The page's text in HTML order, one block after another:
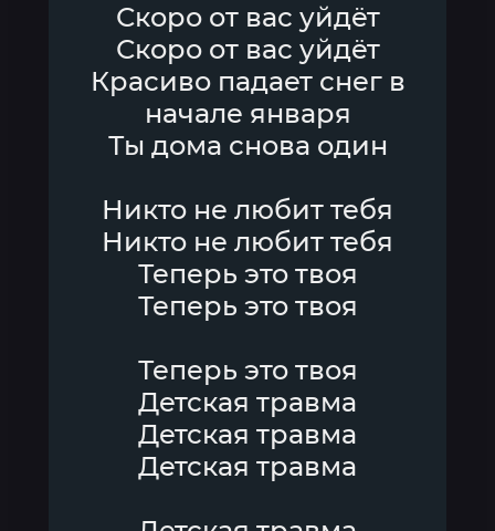
Скоро от вас уйдёт
Скоро от вас уйдёт
Красиво падает снег в
начале января
Ты дома снова один
Никто не любит тебя
Никто не любит тебя
Теперь это твоя
Теперь это твоя
Теперь это твоя
Детская травма
Детская травма
Детская травма